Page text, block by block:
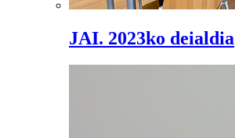
JAI. 2023ko deialdia